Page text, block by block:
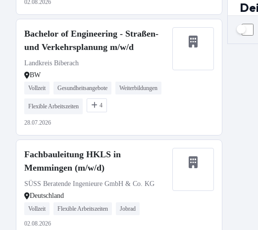
02.08.2026
Bachelor of Engineering - Straßen-
und Verkehrsplanung m/w/d
Landkreis Biberach
BW
Vollzeit Gesundheitsangebote Weiterbildungen
Flexible Arbeitszeiten 4
28.07.2026
Fachbauleitung HKLS in
Memmingen (m/w/d)
SÜSS Beratende Ingenieure GmbH & Co. KG
Deutschland
Vollzeit Flexible Arbeitszeiten Jobrad
02.08.2026